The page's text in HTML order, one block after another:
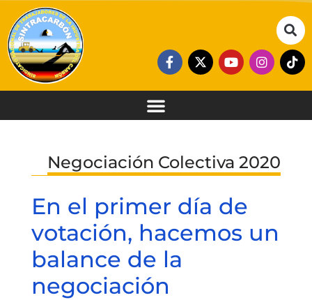
Negociación Colectiva 2020
En el primer día de
votación, hacemos un
balance de la
negociación